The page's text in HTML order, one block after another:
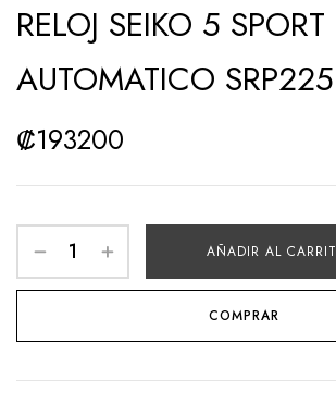
RELOJ SEIKO 5 SPORT
AUTOMATICO SRP225
₡193200
AÑADIR AL
COMPRAR